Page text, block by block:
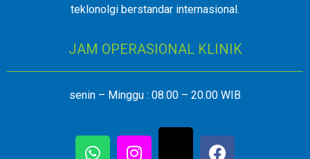
teklonolgi berstandar internasional.
JAM OPERASIONAL KLINIK
senin – Minggu : 08.00 – 20.00 WIB